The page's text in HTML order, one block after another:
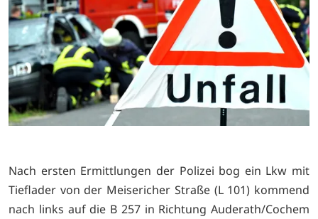
Nach ersten Ermittlungen der Polizei bog ein Lkw mit
Tieflader von der Meisericher Straße (L 101) kommend
nach links auf die B 257 in Richtung Auderath/Cochem